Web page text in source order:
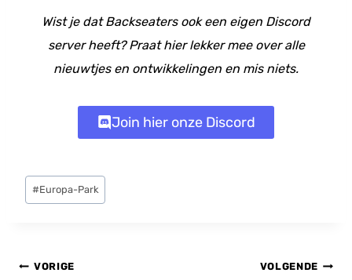
Wist je dat Backseaters ook een eigen Discord
server heeft? Praat hier lekker mee over alle
nieuwtjes en ontwikkelingen en mis niets.
Join hier onze Discord
Bericht
tags:
#Europa-Park
Bericht
VORIGE VOLGENDE